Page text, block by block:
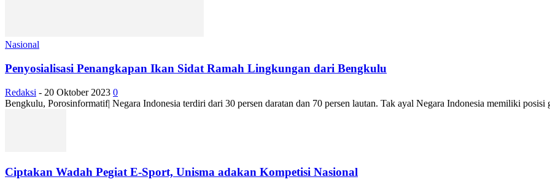
Nasional
Penyosialisasi Penangkapan Ikan Sidat Ramah Lingkungan dari Bengkulu
Redaksi - 20 Oktober 2023 0
Bengkulu, Porosinformatif| Negara Indonesia terdiri dari 30 persen daratan dan 70 persen lautan. Tak ayal Negara Indonesia memiliki posisi
Ciptakan Wadah Pegiat E-Sport, Unisma adakan Kompetisi Nasional